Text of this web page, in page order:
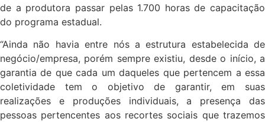
de a produtora passar pelas 1.700 horas de capacitação
do programa estadual.
“Ainda não havia entre nós a estrutura estabelecida de
negócio/empresa, porém sempre existiu, desde o início, a
garantia de que cada um daqueles que pertencem a essa
coletividade tem o objetivo de garantir, em suas
realizações e produções individuais, a presença das
pessoas pertencentes aos recortes sociais que trazemos